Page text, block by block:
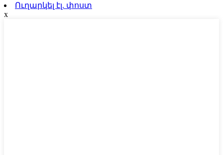
Ուղարկել էլ. փոստ
x